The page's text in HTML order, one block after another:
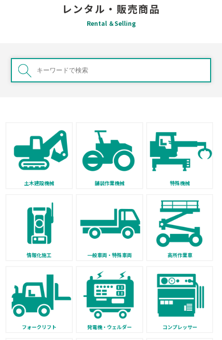
レンタル・販売商品
Rental ＆Selling
土木建設機械 舗装作業機械 特殊機械
情報化施工 一般車両・特殊車両 高所作業車
フォークリフト 発電機・ウェルダー コンプレッサー